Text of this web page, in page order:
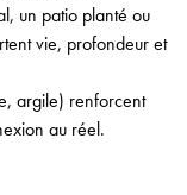
un patio planté ou
vie, profondeur et
argile) renforcent
au réel.